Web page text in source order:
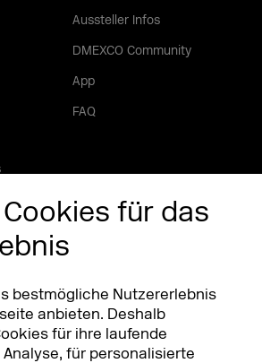
für das
bestmögliche Nutzererlebnis
anbieten. Deshalb
für ihre laufende
für personalisierte
Aussteller Infos
DMEXCO Community
App
FAQ
DMEXCO Asia